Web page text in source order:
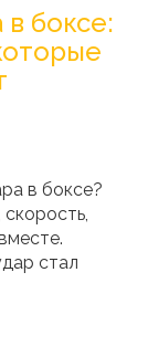
боксе:
в боксе?
стал